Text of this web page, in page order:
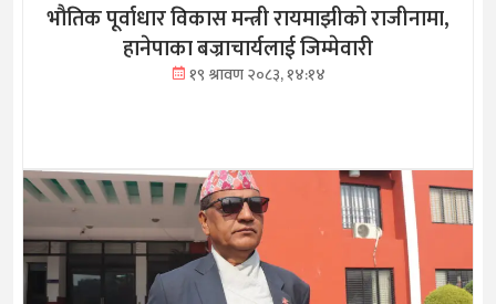
भौतिक पूर्वाधार विकास मन्त्री रायमाझीको राजीनामा,
हानेपाका बज्राचार्यलाई जिम्मेवारी
१९ श्रावण २०८३, १४:१४